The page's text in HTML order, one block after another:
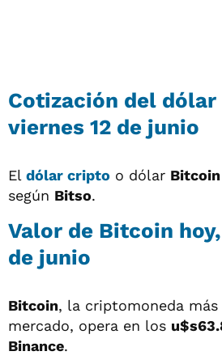
Cotización del
viernes 12 de junio
El dólar cripto o dólar Bitcoin
según Bitso.
Valor de Bitcoin
de junio
Bitcoin, la criptomoneda
mercado, opera en los
Binance.